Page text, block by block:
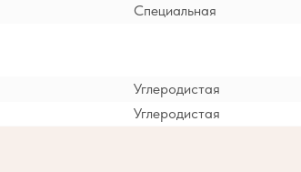
Специальная
Углеродистая
Углеродистая